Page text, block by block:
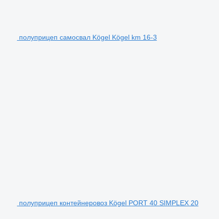
полуприцеп самосвал Kögel Kögel km 16-3
полуприцеп контейнеровоз Kögel PORT 40 SIMPLEX 20